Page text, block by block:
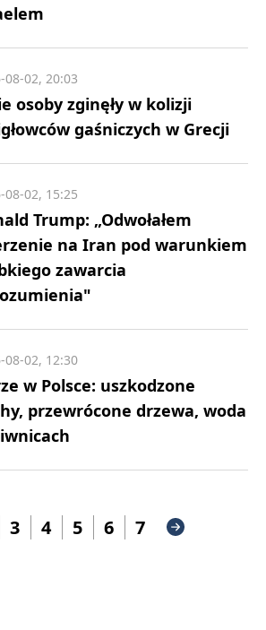
osoby zginęły w kolizji
gaśniczych w Grecji
08-02, 20:03
Trump: „Odwołałem
na Iran pod warunkiem
zawarcia
08-02, 15:25
w Polsce: uszkodzone
przewrócone drzewa, woda
08-02, 12:30
3 4 5 6 7